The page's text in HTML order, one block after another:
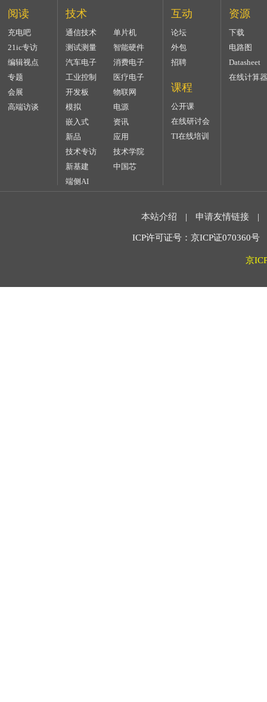
阅读
充电吧
21ic专访
编辑视点
专题
会展
高端访谈
技术
通信技术
单片机
测试测量
智能硬件
汽车电子
消费电子
工业控制
医疗电子
开发板
物联网
模拟
电源
嵌入式
资讯
新品
应用
技术专访
技术学院
新基建
中国芯
端侧AI
互动
论坛
外包
招聘
课程
公开课
在线研讨会
TI在线培训
资源
下载
电路图
Datasheet
在线计算器
本站介绍 | 申请友情链接 |
ICP许可证号：京ICP证070360
京